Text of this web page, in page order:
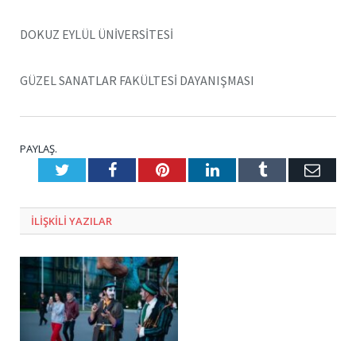
DOKUZ EYLÜL ÜNİVERSİTESİ
GÜZEL SANATLAR FAKÜLTESİ DAYANIŞMASI
PAYLAŞ.
TwitterFacebookPinterestLinkedInTumblr E-
ILIŞKILI YAZILAR